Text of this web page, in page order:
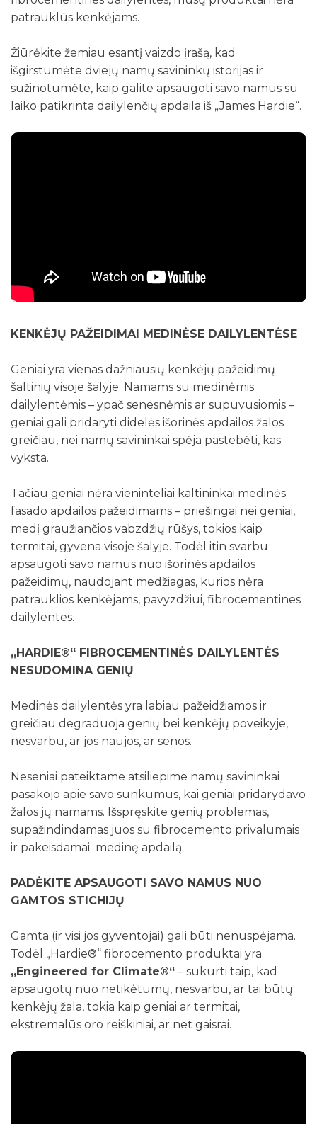
patrauklūs kenkėjams.
Žiūrėkite žemiau esantį vaizdo įrašą, kad
išgirstumėte dviejų namų savininkų istorijas ir
sužinotumėte, kaip galite apsaugoti savo namus su
laiko patikrinta dailylenčių apdaila iš „James Hardie“.
KENKĖJŲ PAŽEIDIMAI MEDINĖSE DAILYLENTĖSE
Geniai yra vienas dažniausių kenkėjų pažeidimų
šaltinių visoje šalyje. Namams su medinėmis
dailylentėmis – ypač senesnėmis ar supuvusiomis –
geniai gali pridaryti didelės išorinės apdailos žalos
greičiau, nei namų savininkai spėja pastebėti, kas
vyksta.
Tačiau geniai nėra vieninteliai kaltininkai medinės
fasado apdailos pažeidimams – priešingai nei geniai,
medį graužiančios vabzdžių rūšys, tokios kaip
termitai, gyvena visoje šalyje. Todėl itin svarbu
apsaugoti savo namus nuo išorinės apdailos
pažeidimų, naudojant medžiagas, kurios nėra
patrauklios kenkėjams, pavyzdžiui, fibrocementines
dailylentes.
„HARDIE®“ FIBROCEMENTINĖS DAILYLENTĖS
NESUDOMINA GENIŲ
Medinės dailylentės yra labiau pažeidžiamos ir
greičiau degraduoja genių bei kenkėjų poveikyje,
nesvarbu, ar jos naujos, ar senos.
Neseniai pateiktame atsiliepime namų savininkai
pasakojo apie savo sunkumus, kai geniai pridarydavo
žalos jų namams. Išspręskite genių problemas,
supažindindamas juos su fibrocemento privalumais
ir pakeisdamai medinę apdailą.
PADĖKITE APSAUGOTI SAVO NAMUS NUO
GAMTOS STICHIJŲ
Gamta (ir visi jos gyventojai) gali būti nenuspėjama.
Todėl „Hardie®“ fibrocemento produktai yra
„Engineered for Climate®“ – sukurti taip, kad
apsaugotų nuo netikėtumų, nesvarbu, ar tai būtų
kenkėjų žala, tokia kaip geniai ar termitai,
ekstremalūs oro reiškiniai, ar net gaisrai.